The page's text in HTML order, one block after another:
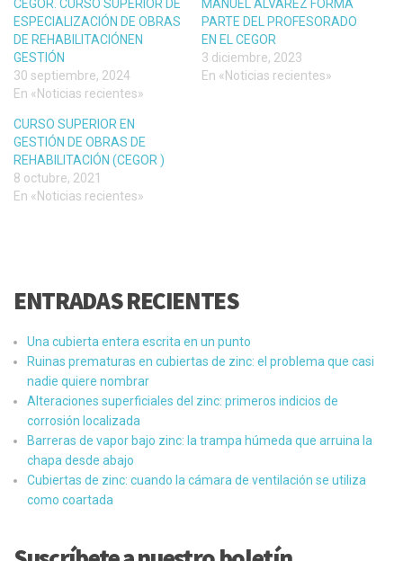
CEGOR. CURSO SUPERIOR DE
ESPECIALIZACIÓN DE OBRAS
DE REHABILITACIÓNEN
GESTIÓN
30 septiembre, 2024
En «Noticias recientes»
MANUEL ÁLVAREZ FORMA
PARTE DEL PROFESORADO
EN EL CEGOR
3 diciembre, 2023
En «Noticias recientes»
CURSO SUPERIOR EN
GESTIÓN DE OBRAS DE
REHABILITACIÓN (CEGOR )
8 octubre, 2021
En «Noticias recientes»
ENTRADAS RECIENTES
Una cubierta entera escrita en un punto
Ruinas prematuras en cubiertas de zinc: el problema que casi
nadie quiere nombrar
Alteraciones superficiales del zinc: primeros indicios de
corrosión localizada
Barreras de vapor bajo zinc: la trampa húmeda que arruina la
chapa desde abajo
Cubiertas de zinc: cuando la cámara de ventilación se utiliza
como coartada